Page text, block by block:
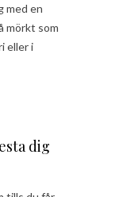
med en
mörkt som
eller i
dig